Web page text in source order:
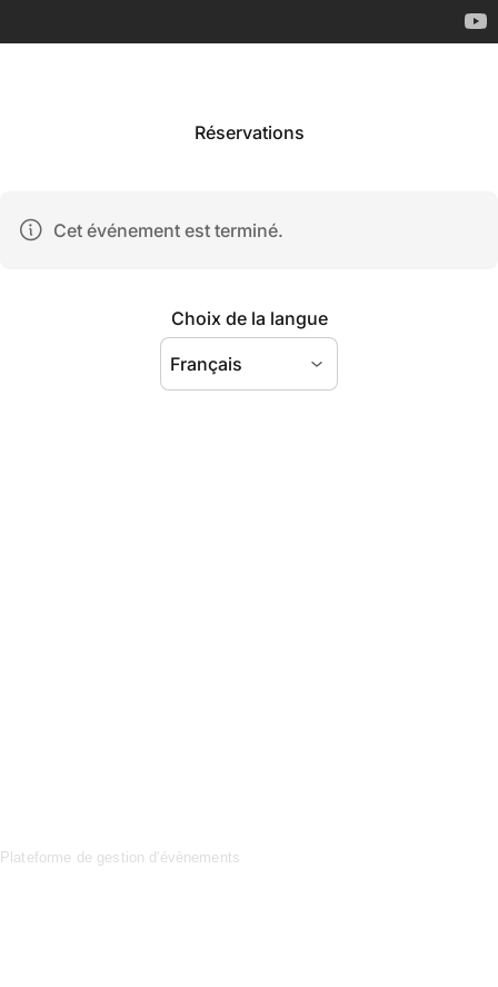
Plateforme de gestion d'évènements